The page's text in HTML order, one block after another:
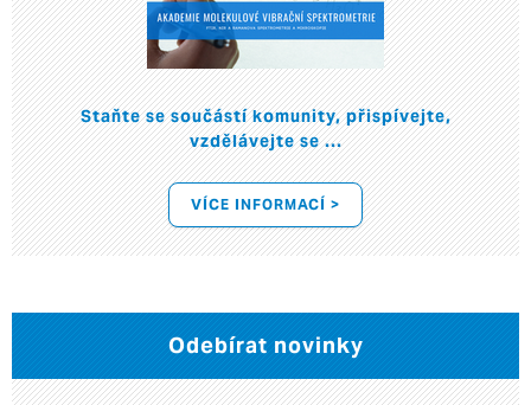
Staňte se součástí komunity, přispívejte,
vzdělávejte se ...
VÍCE INFORMACÍ >
Odebírat novinky